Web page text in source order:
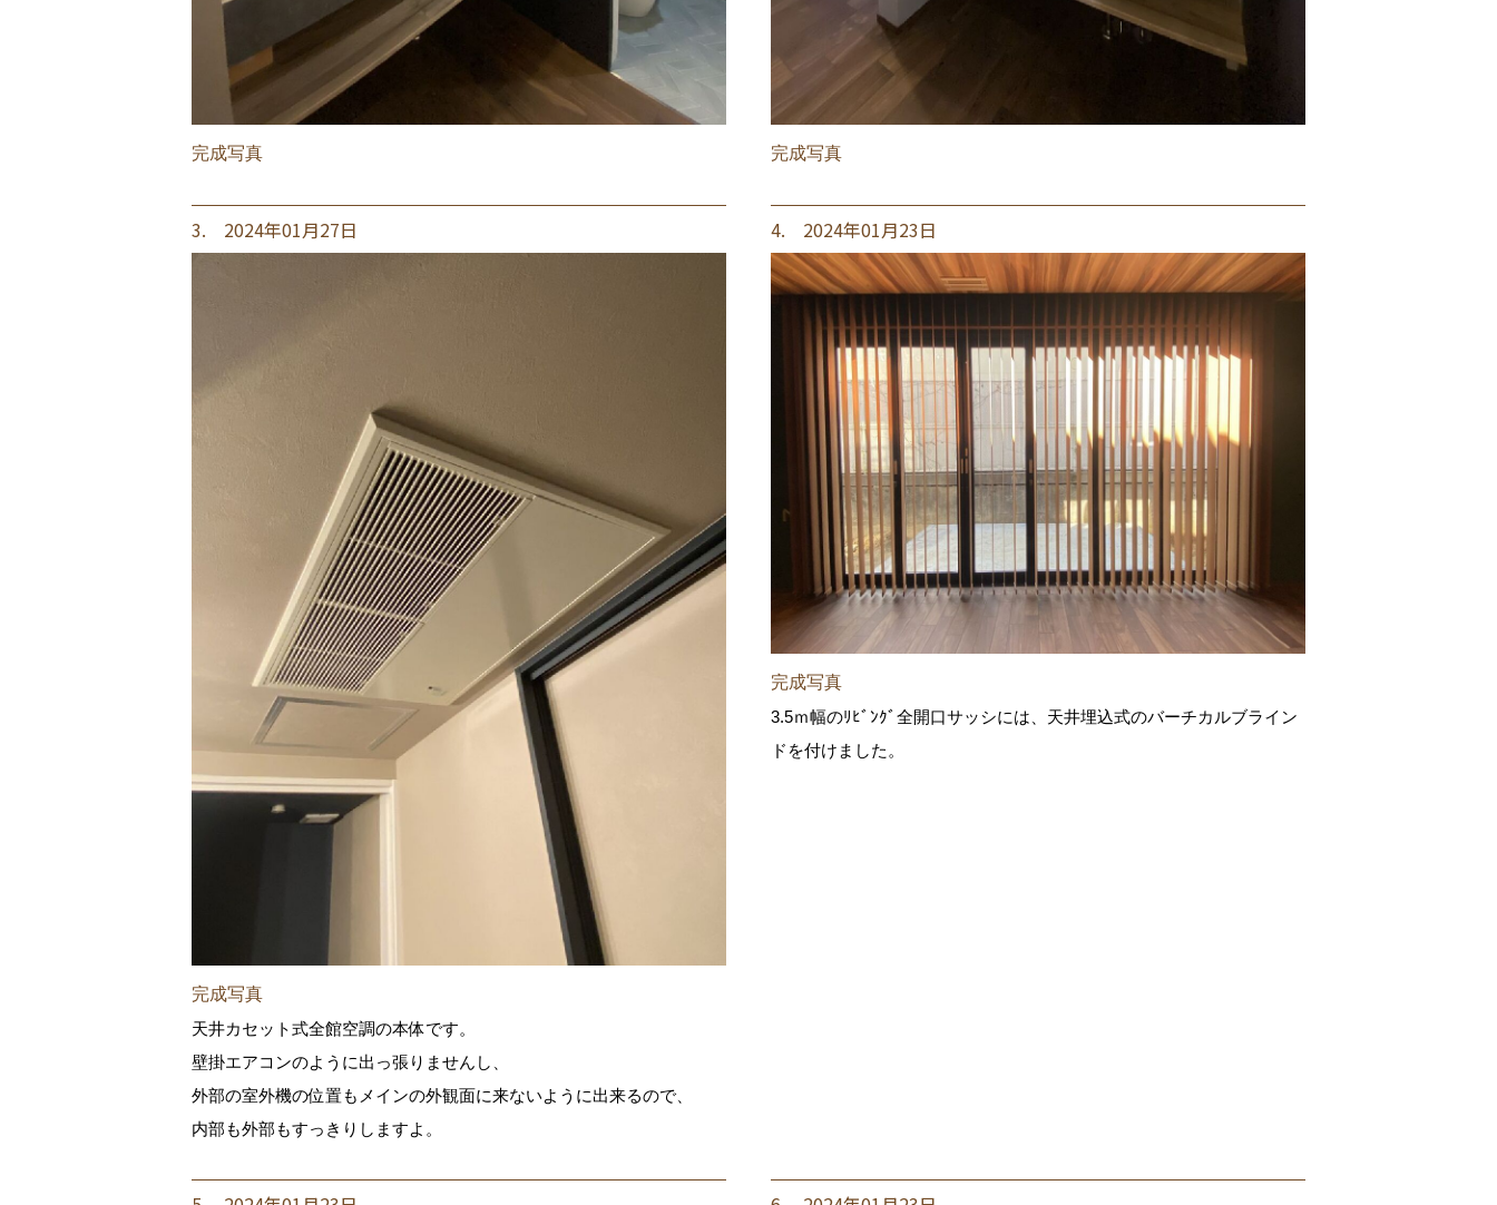
完成写真 完成写真
3. 2024年01月27日
完成写真
天井カセット式全館空調の本体です。
壁掛エアコンのように出っ張りませんし、
外部の室外機の位置もメインの外観面に来ないように出来るので、
内部も外部もすっきりしますよ。
4. 2024年01月23日
完成写真
3.5ｍ幅のﾘﾋﾞﾝｸﾞ全開口サッシには、天井埋込式のバーチカルブライン
ドを付けました。